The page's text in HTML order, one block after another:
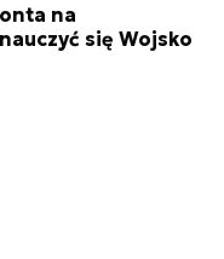
na
się Wojsko